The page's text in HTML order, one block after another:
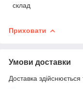
склад
Приховати
Умови доставки
Доставка здійснюється